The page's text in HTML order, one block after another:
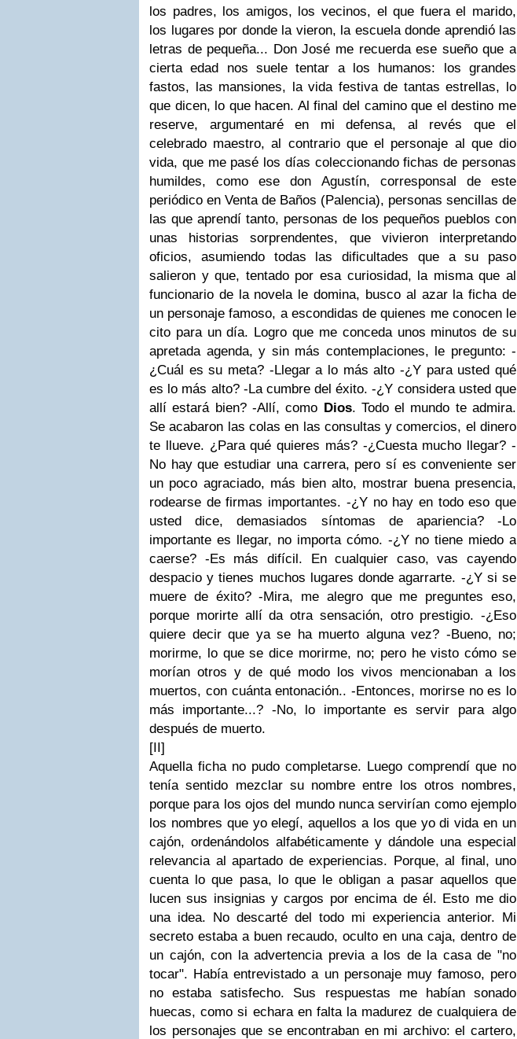
los padres, los amigos, los vecinos, el que fuera el marido,
los lugares por donde la vieron, la escuela donde aprendió las
letras de pequeña... Don José me recuerda ese sueño que a
cierta edad nos suele tentar a los humanos: los grandes
fastos, las mansiones, la vida festiva de tantas estrellas, lo
que dicen, lo que hacen. Al final del camino que el destino me
reserve, argumentaré en mi defensa, al revés que el
celebrado maestro, al contrario que el personaje al que dio
vida, que me pasé los días coleccionando fichas de personas
humildes, como ese don Agustín, corresponsal de este
periódico en Venta de Baños (Palencia), personas sencillas de
las que aprendí tanto, personas de los pequeños pueblos con
unas historias sorprendentes, que vivieron interpretando
oficios, asumiendo todas las dificultades que a su paso
salieron y que, tentado por esa curiosidad, la misma que al
funcionario de la novela le domina, busco al azar la ficha de
un personaje famoso, a escondidas de quienes me conocen le
cito para un día. Logro que me conceda unos minutos de su
apretada agenda, y sin más contemplaciones, le pregunto: -
¿Cuál es su meta? -Llegar a lo más alto -¿Y para usted qué
es lo más alto? -La cumbre del éxito. -¿Y considera usted que
allí estará bien? -Allí, como Dios. Todo el mundo te admira.
Se acabaron las colas en las consultas y comercios, el dinero
te llueve. ¿Para qué quieres más? -¿Cuesta mucho llegar? -
No hay que estudiar una carrera, pero sí es conveniente ser
un poco agraciado, más bien alto, mostrar buena presencia,
rodearse de firmas importantes. -¿Y no hay en todo eso que
usted dice, demasiados síntomas de apariencia?
-Lo
importante es llegar, no importa cómo. -¿Y no tiene miedo a
caerse? -Es más difícil. En cualquier caso, vas cayendo
despacio y tienes muchos lugares donde agarrarte. -¿Y si se
muere de éxito? -Mira, me alegro que me preguntes eso,
porque morirte allí da otra sensación, otro prestigio. -¿Eso
quiere decir que ya se ha muerto alguna vez? -Bueno, no;
morirme, lo que se dice morirme, no; pero he visto cómo se
morían otros y de qué modo los vivos mencionaban a los
muertos, con cuánta entonación.. -Entonces, morirse no es lo
más importante...? -No, lo importante es servir para algo
después de muerto.
[II]
Aquella ficha no pudo completarse. Luego comprendí que no
tenía sentido mezclar su nombre entre los otros nombres,
porque para los ojos del mundo nunca servirían como ejemplo
los nombres que yo elegí, aquellos a los que yo di vida en un
cajón, ordenándolos alfabéticamente y dándole una especial
relevancia al apartado de experiencias. Porque, al final, uno
cuenta lo que pasa, lo que le obligan a pasar aquellos que
lucen sus insignias y cargos por encima de él. Esto me dio
una idea. No descarté del todo mi experiencia anterior. Mi
secreto estaba a buen recaudo, oculto en una caja, dentro de
un cajón, con la advertencia previa a los de la casa de "no
tocar". Había entrevistado a un personaje muy famoso, pero
no estaba satisfecho. Sus respuestas me habían sonado
huecas, como si echara en falta la madurez de cualquiera de
los personajes que se encontraban en mi archivo: el cartero,